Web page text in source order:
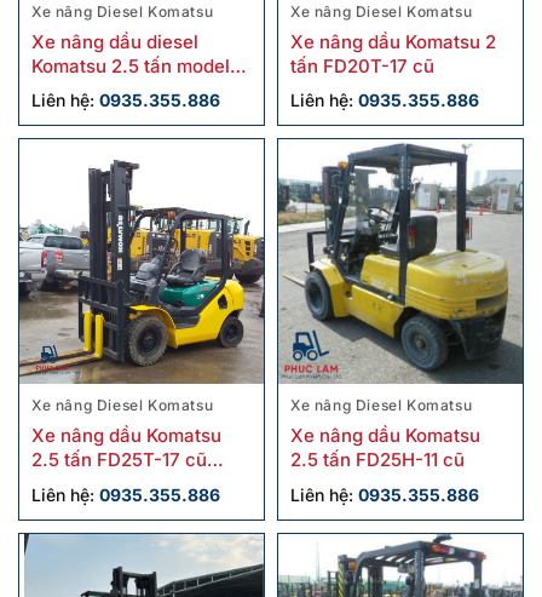
Xe nâng Diesel Komatsu
Xe nâng dầu diesel
Komatsu 2.5 tấn model
FD25W-16 cũ
Liên hệ: 0935.355.886
Xe nâng Diesel Komatsu
Xe nâng dầu Komatsu 2
tấn FD20T-17 cũ
Liên hệ: 0935.355.886
Xe nâng Diesel Komatsu
Xe nâng dầu Komatsu
2.5 tấn FD25T-17 cũ
chính hãng
Liên hệ: 0935.355.886
Xe nâng Diesel Komatsu
Xe nâng dầu Komatsu
2.5 tấn FD25H-11 cũ
Liên hệ: 0935.355.886